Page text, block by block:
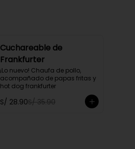
Cuchareable de
Frankfurter
¡Lo nuevo! Chaufa de pollo,
acompañado de papas fritas y
hot dog frankfurter
S/ 28.90S/ 35.90